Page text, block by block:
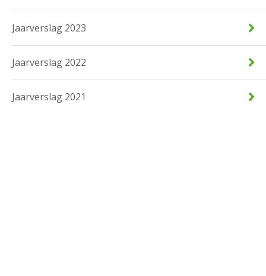
Jaarverslag 2023
Jaarverslag 2022
Jaarverslag 2021